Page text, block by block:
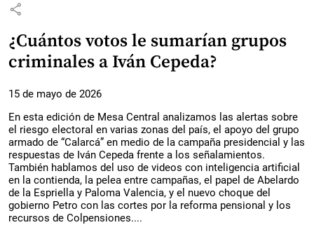
share
¿Cuántos votos le sumarían grupos
criminales a Iván Cepeda?
15 de mayo de 2026
En esta edición de Mesa Central analizamos las alertas sobre
el riesgo electoral en varias zonas del país, el apoyo del grupo
armado de “Calarcá” en medio de la campaña presidencial y las
respuestas de Iván Cepeda frente a los señalamientos.
También hablamos del uso de videos con inteligencia artificial
en la contienda, la pelea entre campañas, el papel de Abelardo
de la Espriella y Paloma Valencia, y el nuevo choque del
gobierno Petro con las cortes por la reforma pensional y los
recursos de Colpensiones....